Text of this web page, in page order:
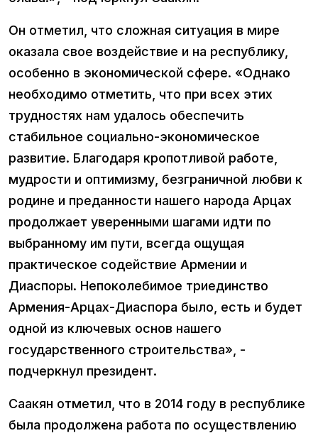
Он отметил, что сложная ситуация в мире
оказала свое воздействие и на республику,
особенно в экономической сфере. «Однако
необходимо отметить, что при всех этих
трудностях нам удалось обеспечить
стабильное социально-экономическое
развитие. Благодаря кропотливой работе,
мудрости и оптимизму, безграничной любви к
родине и преданности нашего народа Арцах
продолжает уверенными шагами идти по
выбранному им пути, всегда ощущая
практическое содействие Армении и
Диаспоры. Непоколебимое триединство
Армения-Арцах-Диаспора было, есть и будет
одной из ключевых основ нашего
государственного строительства», -
подчеркнул президент.
Саакян отметил, что в 2014 году в республике
была продолжена работа по осуществлению